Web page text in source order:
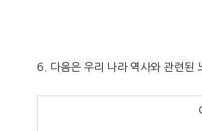
6. 다음은 우리 나라 역사와 관련된